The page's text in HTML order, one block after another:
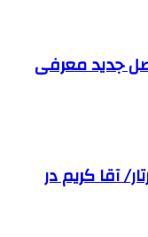
فصل جدید معرفی
آقا کریم در